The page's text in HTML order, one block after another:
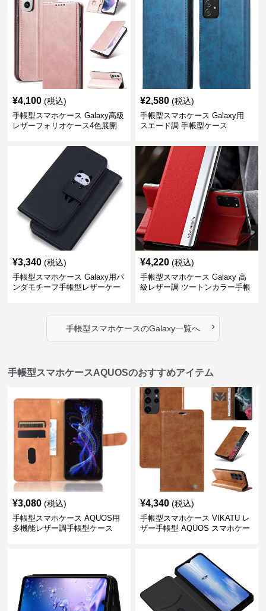
¥4,100 (税込)
手帳型スマホケース Galaxy高級
レザーフォリオケース4色展開
¥2,580 (税込)
手帳型スマホケース Galaxy用
スエード調 手帳型ケース
¥3,340 (税込)
手帳型スマホケース Galaxy用パ
ンダモチーフ手帳型レザーケー
¥4,220 (税込)
手帳型スマホケース Galaxy 高
級レザー調 ツートンカラー手帳
手帳型スマホケースのGalaxy一覧へ ›
手帳型スマホケースAQUOSのおすすめアイテム
¥3,080 (税込)
手帳型スマホケース AQUOS用
多機能レザー調手帳型ケース
¥4,340 (税込)
手帳型スマホケース VIKATU レ
ザー手帳型 AQUOS スマホケー